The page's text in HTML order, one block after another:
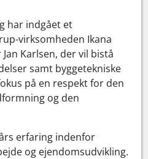
har indgået et
virksomheden Ikana
Karlsen, der vil bistå
samt byggetekniske
på en respekt for den
og den
erfaring indenfor
og ejendomsudvikling.